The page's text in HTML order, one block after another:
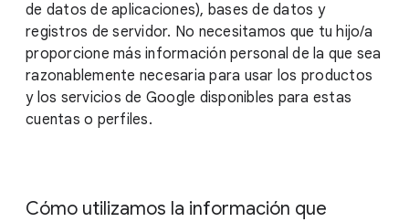
de datos de aplicaciones), bases de datos y
registros de servidor. No necesitamos que tu hijo/a
proporcione más información personal de la que sea
razonablemente necesaria para usar los productos
y los servicios de Google disponibles para estas
cuentas o perfiles.
Cómo utilizamos la información que